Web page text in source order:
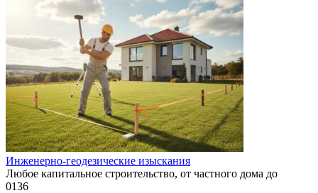
Инженерно-геодезические изыскания
Любое капитальное строительство, от частного дома до
0136